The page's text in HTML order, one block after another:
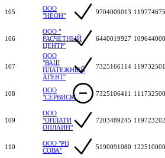
105
ООО
"НЕОН"
9704009013
106
ООО "
РАСЧЕТНЫЙ
ЦЕНТР"
6440019927
107
ООО
"ВАШ
ПЛАТЕЖНЫЙ
АГЕНТ"
7325166114
108
ООО
"СЕРВИСК"
7325106411
109
ООО
"ОПЛАТИ
ОНЛАЙН"
7203489245
110
ООО "РЦ
СОВА"
5190091080